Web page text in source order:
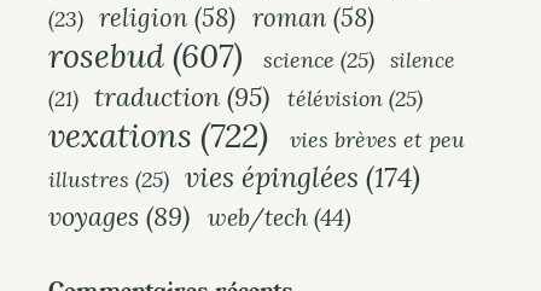
(23) religion (58) roman (58)
rosebud (607) science (25) silence
(21) traduction(95) télévision(25)
vexations (722)
vies brèves et peu
illustres (25) vies épinglées (174)
voyages (89) web/tech(44)